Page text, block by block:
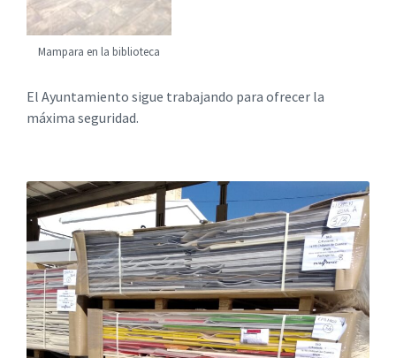
Mampara en la biblioteca
El Ayuntamiento sigue trabajando para ofrecer la
máxima seguridad.